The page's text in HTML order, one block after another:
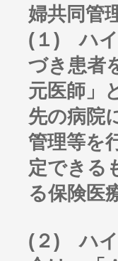
婦共同管
(１) ハイ
づき患者
元医師」
先の病院
管理等を
定できる
る保険医
(２) ハイ